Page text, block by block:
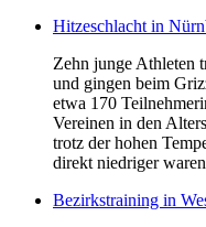
Hitzeschlacht in
Zehn junge Athleten
und gingen beim
etwa 170
Vereinen in den
trotz der hohen
direkt niedriger
Bezirkstraining in